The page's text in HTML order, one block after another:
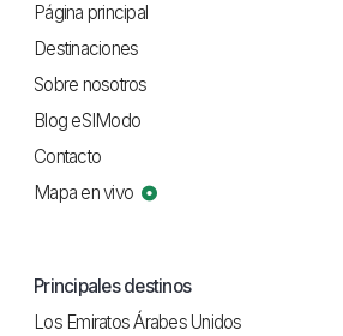
Página principal
Destinaciones
Sobre nosotros
Blog eSIModo
Contacto
Mapa en vivo
Principales destinos
Los Emiratos Árabes Unidos